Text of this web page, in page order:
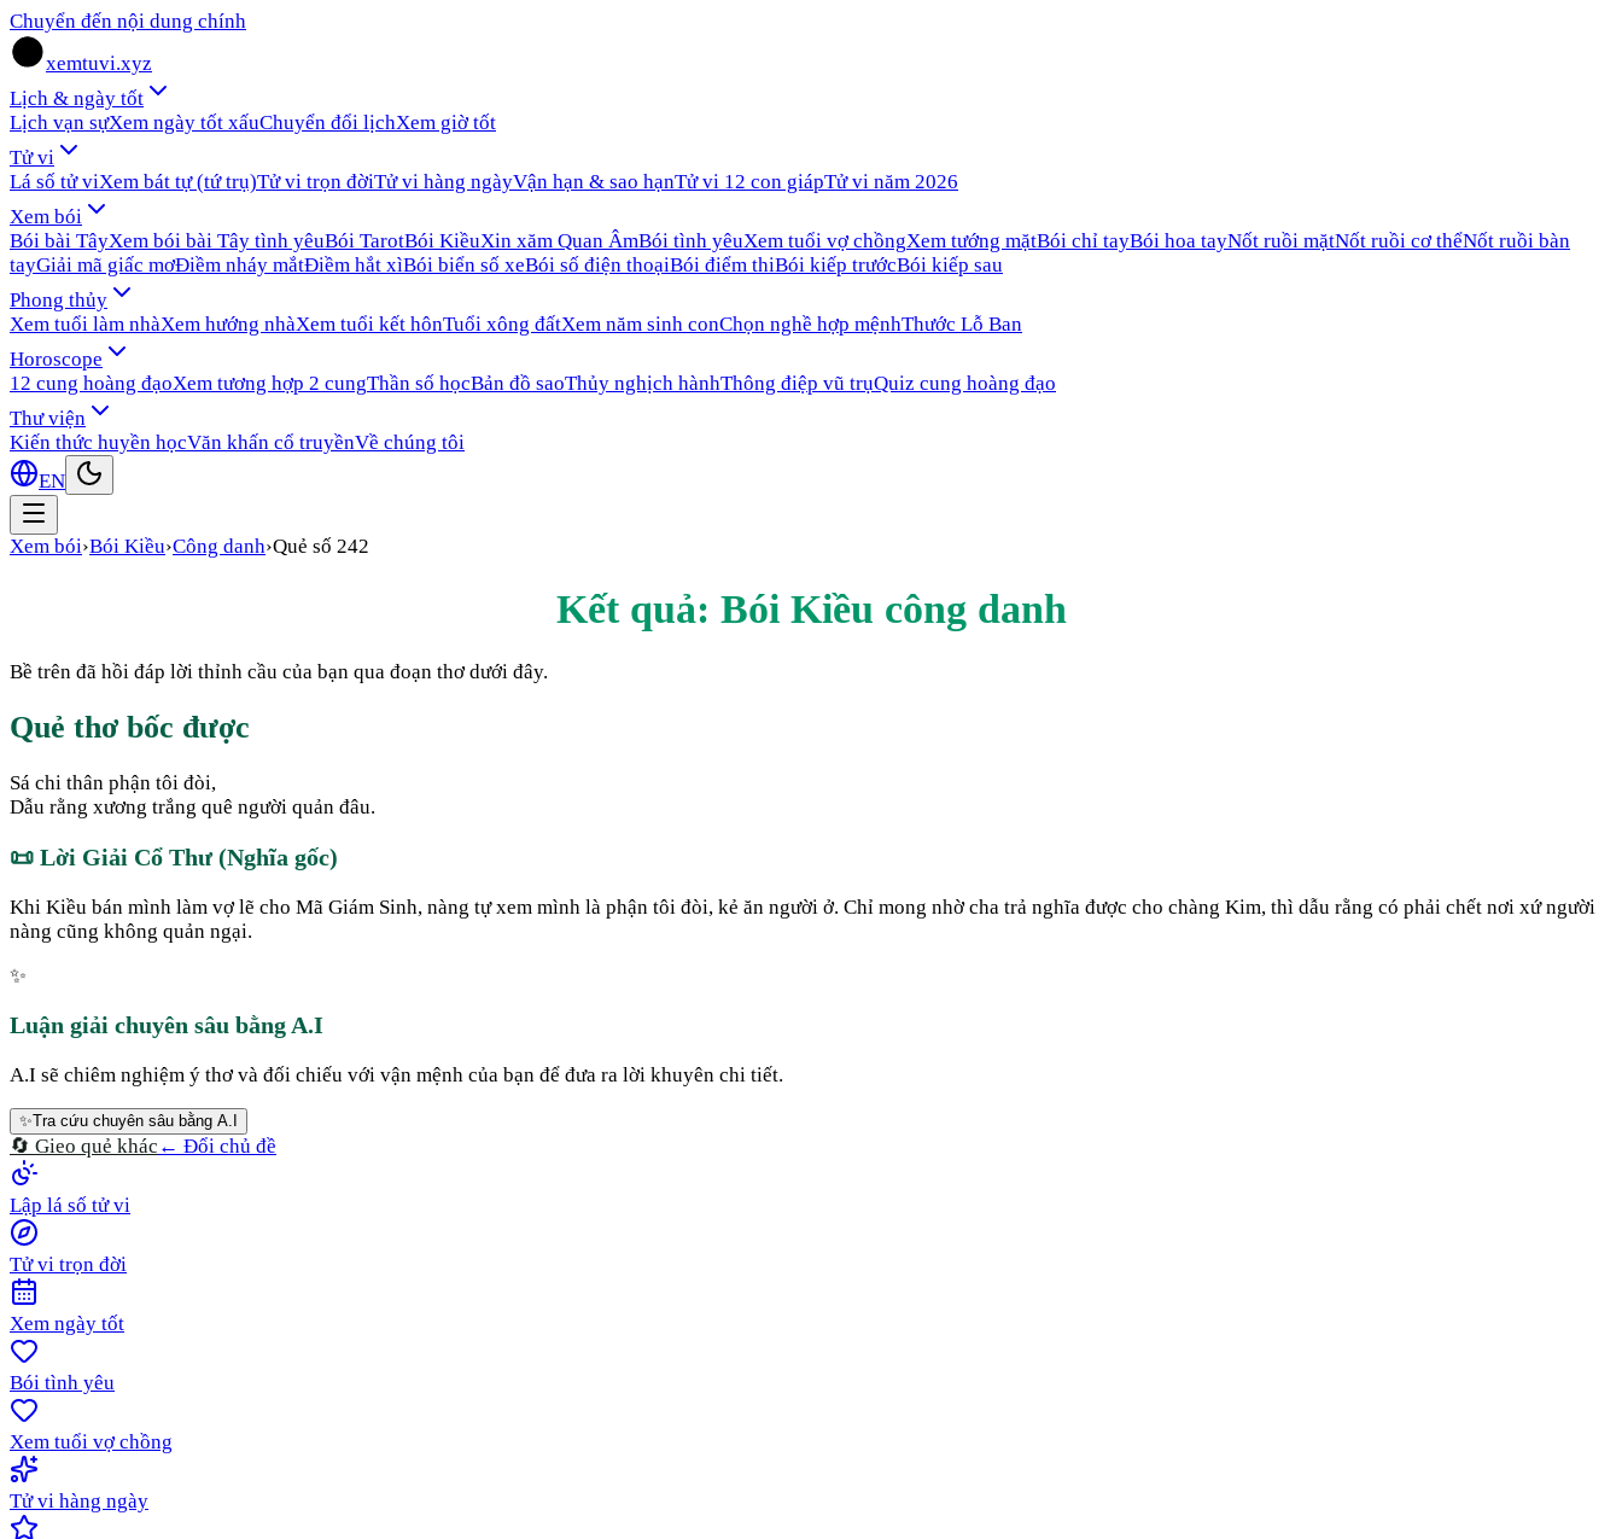
Chuyển đến nội dung chính
xemtuvi.xyz
Lịch & ngày tốt
Lịch vạn sựXem ngày tốt xấuChuyển đổi lịchXem giờ tốt
Tử vi
Lá số tử viXem bát tự (tứ trụ)Tử vi trọn đờiTử vi hàng ngàyVận hạn & sao hạnTử vi 12 con giápTử vi năm 2026
Xem bói
Bói bài TâyXem bói bài Tây tình yêuBói TarotBói KiềuXin xăm Quan ÂmBói tình yêuXem tuổi vợ chồngXem tướng mặtBói chỉ tayBói hoa tayNốt ruồi mặtNốt ruồi cơ thểNốt ruồi bàn
tayGiải mã giấc mơĐiềm nháy mắtĐiềm hắt xìBói biển số xeBói số điện thoạiBói điểm thiBói kiếp trướcBói kiếp sau
Phong thủy
Xem tuổi làm nhàXem hướng nhàXem tuổi kết hônTuổi xông đấtXem năm sinh conChọn nghề hợp mệnhThước Lỗ Ban
Horoscope
12 cung hoàng đạoXem tương hợp 2 cungThần số họcBản đồ saoThủy nghịch hànhThông điệp vũ trụQuiz cung hoàng đạo
Thư viện
Kiến thức huyền họcVăn khấn cổ truyềnVề chúng tôi
EN
Xem bói›Bói Kiều›Công danh›Quẻ số 242
Kết quả: Bói Kiều công danh
Bề trên đã hồi đáp lời thỉnh cầu của bạn qua đoạn thơ dưới đây.
Quẻ thơ bốc được
Sá chi thân phận tôi đòi,
Dẫu rằng xương trắng quê người quản đâu.
📜 Lời Giải Cổ Thư (Nghĩa gốc)
Khi Kiều bán mình làm vợ lẽ cho Mã Giám Sinh, nàng tự xem mình là phận tôi đòi, kẻ ăn người ở. Chỉ mong nhờ cha trả nghĩa được cho chàng Kim, thì dẫu rằng có phải chết nơi xứ người
nàng cũng không quản ngại.
✨
Luận giải chuyên sâu bằng A.I
A.I sẽ chiêm nghiệm ý thơ và đối chiếu với vận mệnh của bạn để đưa ra lời khuyên chi tiết.
✨Tra cứu chuyên sâu bằng A.I
🔄 Gieo quẻ khác ← Đổi chủ đề
Lập lá số tử vi
Tử vi trọn đời
Xem ngày tốt
Bói tình yêu
Xem tuổi vợ chồng
Tử vi hàng ngày